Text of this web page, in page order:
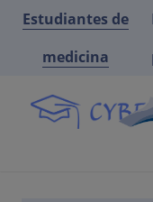
Estudiantes de
medicina